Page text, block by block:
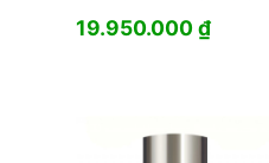
19.950.000₫